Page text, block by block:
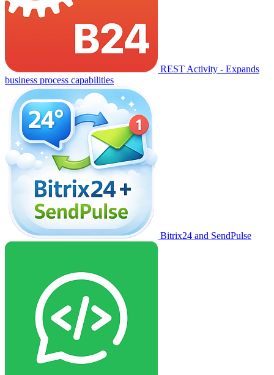
REST Activity - Expands
business process capabilities
Bitrix24 and SendPulse